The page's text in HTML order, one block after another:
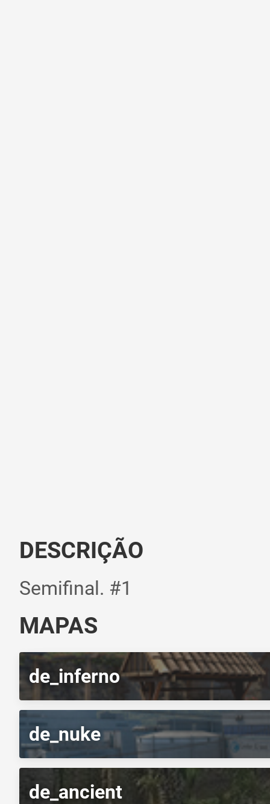
DESCRIÇÃO
Semifinal. #1
MAPAS
de_inferno
de_nuke
de_ancient